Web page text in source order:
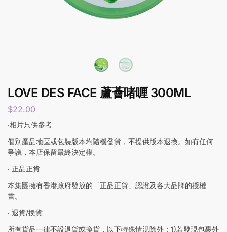
LOVE DES FACE 蘆薈啫喱 300ML
$22.00
‧相片只供參考
個別產品地區或包裝版本均隨機發貨，不提供版本退換。如有任何
爭議，本店保留最終決定權。
‧ 正品正貨
本集團擁有香港政府發放的「正品正貨」認證及各大品牌的授權
書。
‧ 退貨/換貨
所有貨品一律不設退貨或換貨，以下特殊情況除外：1)若發現包裹外